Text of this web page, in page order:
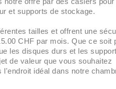
et supports de stockage.
tailles et offrent une
CHF par mois. Que ce soit
les disques durs et les
de valeur que vous souhaitez
idéal dans notre